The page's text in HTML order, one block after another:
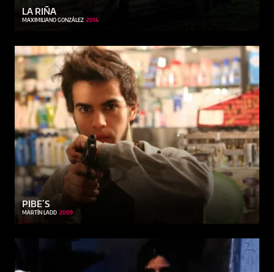
LA RIÑA
MAXIMILIANO GONZÁLEZ 2014
PIBE´S
MARTÍN LADD 2009